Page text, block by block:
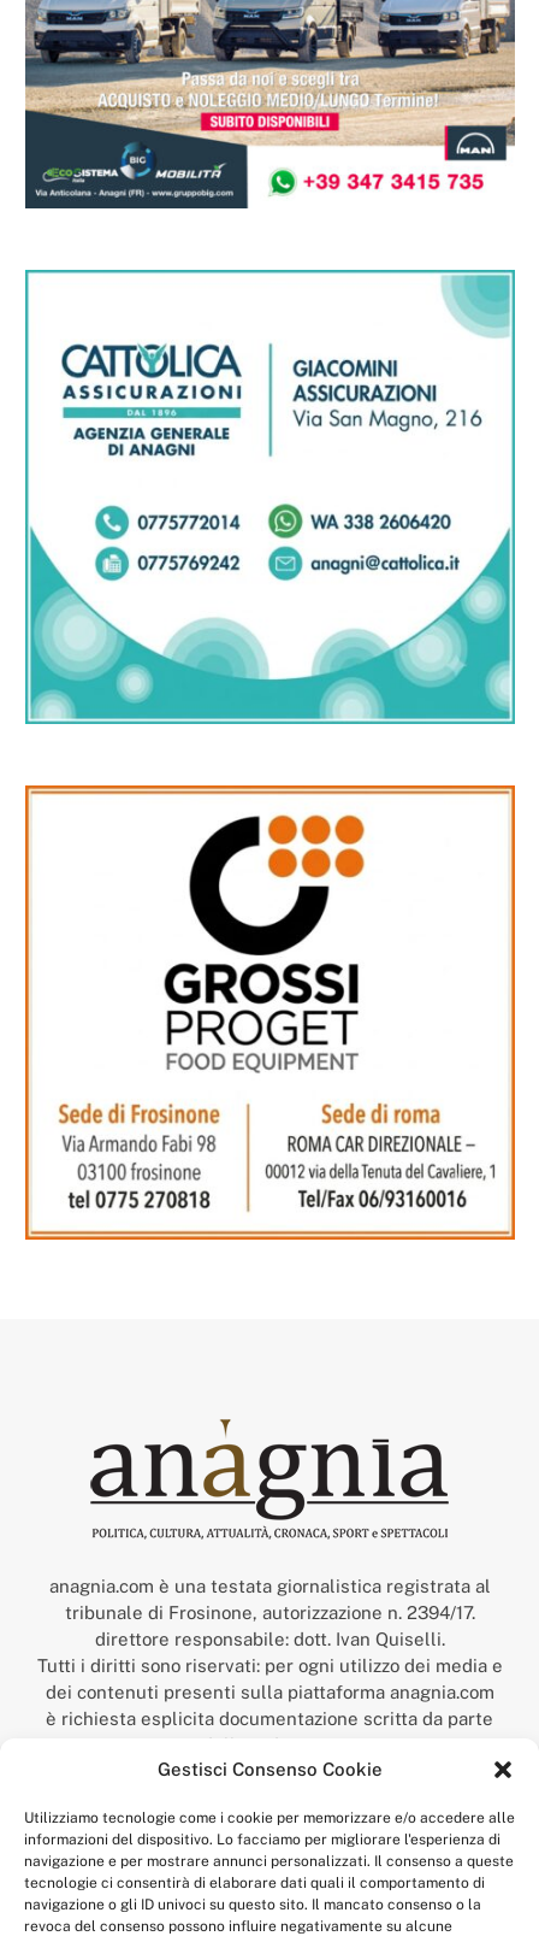
Gestisci Consenso Cookie
Utilizziamo tecnologie come i cookie per memorizzare e/o accedere alle
informazioni del dispositivo. Lo facciamo per migliorare l'esperienza di
navigazione e per mostrare annunci personalizzati. Il consenso a queste
tecnologie ci consentirà di elaborare dati quali il comportamento di
navigazione o gli ID univoci su questo sito. Il mancato consenso o la
revoca del consenso possono influire negativamente su alcune
anagnia.com è una testata giornalistica registrata al
tribunale di Frosinone, autorizzazione n. 2394/17.
direttore responsabile: dott. Ivan Quiselli.
Tutti i diritti sono riservati: per ogni utilizzo dei media e
dei contenuti presenti sulla piattaforma anagnia.com
è richiesta esplicita documentazione scritta da parte
della redazione.
“Anagnia” è un marchio registrato presso l’Ufficio Italiano
Economico,
num. registrazione: 302017000014044 del 9 febbraio 2017.
Per contatti:redazione@anagnia.com